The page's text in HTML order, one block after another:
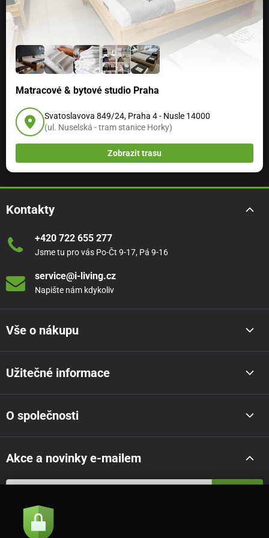
Kolekce CREATIVE COLLAGE
Lepidlo není součástí balení.
Návod na použití je součástí balení.
Rozměr:64 listů papíru o rozměru 37.5 cm x 27.5 cm
Počet dílů:64
Balení:
Anglický design, vyrobeno ve Francii.
Matracové & bytové studio Praha
Svatoslavova 849/24, Praha 4 - Nusle 14000
(ul. Nuselská - tram stanice Horky)
Zobrazit trasu
Kontakty
+420 722 655 277
Jsme tu pro vás Po-Čt 9-17, Pá 9-16
service@i-living.cz
Napište nám kdykoliv
Vše o nákupu
Užitečné informace
O společnosti
Akce a novinky e-mailem
Souhlasím se